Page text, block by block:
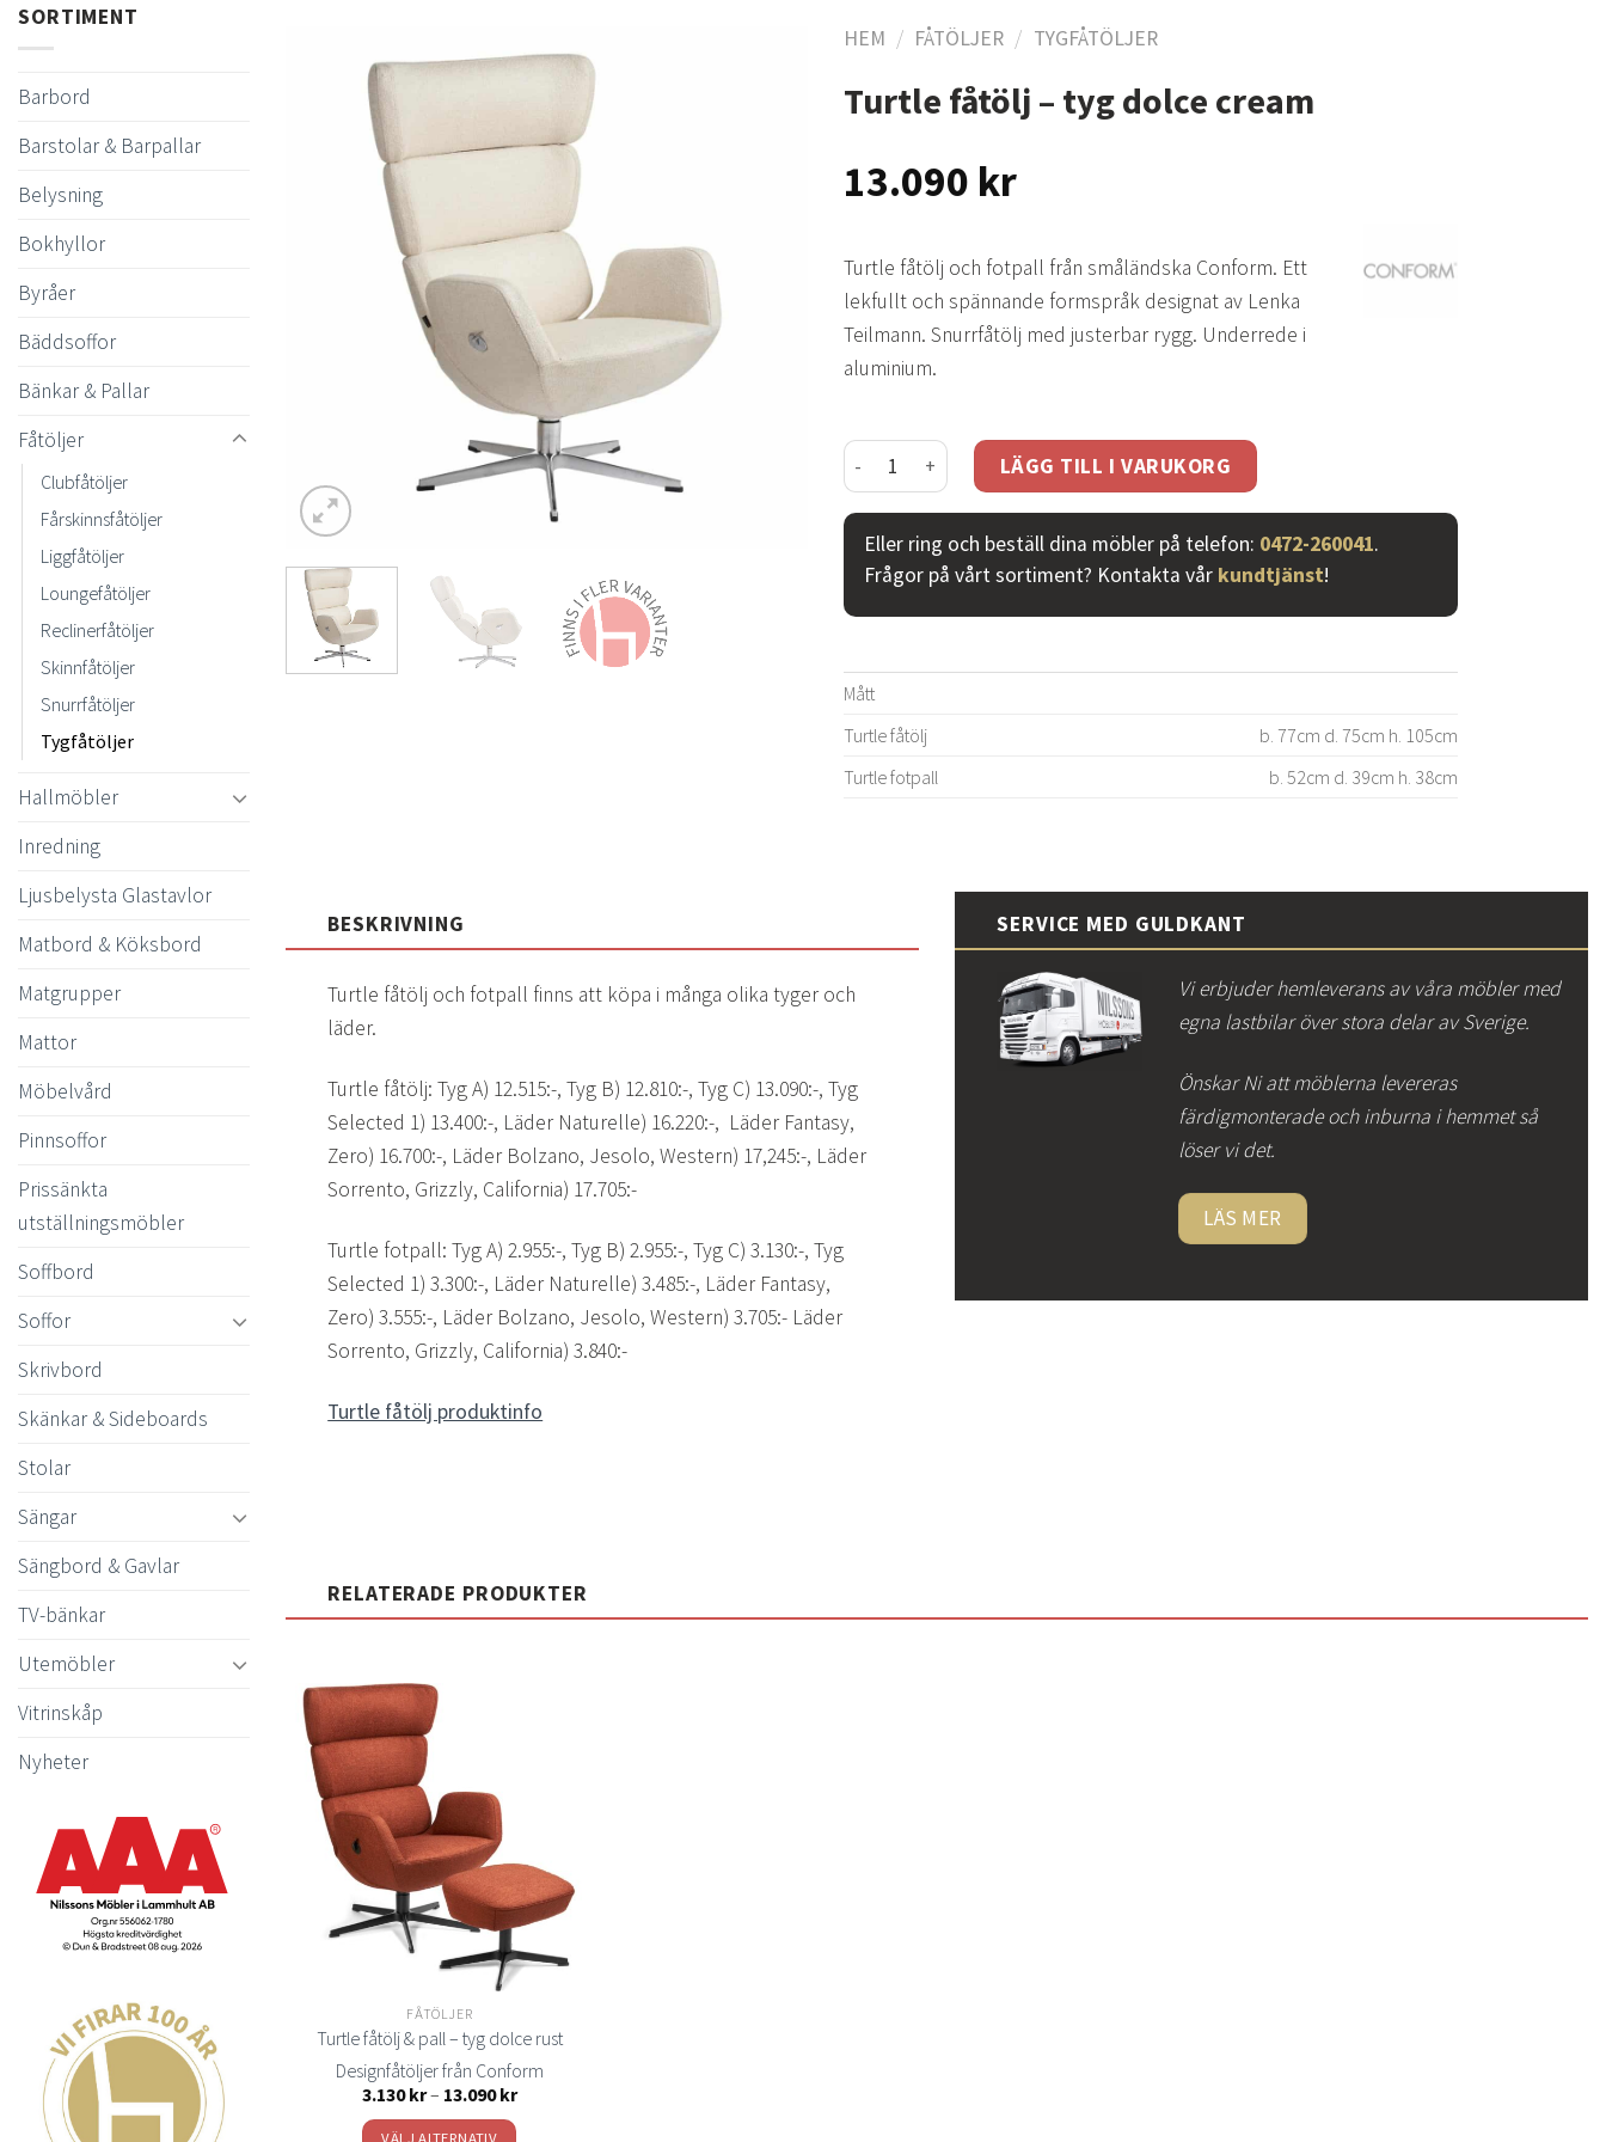
SORTIMENT
Barbord
Barstolar & Barpallar
Belysning
Bokhyllor
Byråer
Bäddsoffor
Bänkar & Pallar
Fåtöljer
Clubfåtöljer
Fårskinnsfåtöljer
Liggfåtöljer
Loungefåtöljer
Reclinerfåtöljer
Skinnfåtöljer
Snurrfåtöljer
Tygfåtöljer
Hallmöbler
Inredning
Ljusbelysta Glastavlor
Matbord & Köksbord
Matgrupper
Mattor
Möbelvård
Pinnsoffor
Prissänkta
utställningsmöbler
Soffbord
Soffor
Skrivbord
Skänkar & Sideboards
Stolar
Sängar
Sängbord & Gavlar
TV-bänkar
Utemöbler
Vitrinskåp
Nyheter
HEM / FÅTÖLJER / TYGFÅTÖLJER
Turtle fåtölj – tyg dolce cream
13.090 kr
Turtle fåtölj och fotpall från småländska Conform. Ett
lekfullt och spännande formspråk designat av Lenka
Teilmann. Snurrfåtölj med justerbar rygg. Underrede i
aluminium.
Turtle fåtölj - tyg dolce cream mängd
LÄGG TILL I VARUKORG
Eller ring och beställ dina möbler på telefon: 0472-260041.
Frågor på vårt sortiment? Kontakta vår kundtjänst!
Mått
Turtle fåtölj
b. 77cm d. 75cm h. 105cm
Turtle fotpall
b. 52cm d. 39cm h. 38cm
BESKRIVNING
Turtle fåtölj och fotpall finns att köpa i många olika tyger och
läder.
Turtle fåtölj: Tyg A) 12.515:-, Tyg B) 12.810:-, Tyg C) 13.090:-, Tyg
Selected 1) 13.400:-, Läder Naturelle) 16.220:-, Läder Fantasy,
Zero) 16.700:-, Läder Bolzano, Jesolo, Western) 17,245:-, Läder
Sorrento, Grizzly, California) 17.705:-
Turtle fotpall: Tyg A) 2.955:-, Tyg B) 2.955:-, Tyg C) 3.130:-, Tyg
Selected 1) 3.300:-, Läder Naturelle) 3.485:-, Läder Fantasy,
Zero) 3.555:-, Läder Bolzano, Jesolo, Western) 3.705:- Läder
Sorrento, Grizzly, California) 3.840:-
Turtle fåtölj produktinfo
SERVICE MED GULDKANT
Vi erbjuder hemleverans av våra möbler med
egna lastbilar över stora delar av Sverige.
Önskar Ni att möblerna levereras
färdigmonterade och inburna i hemmet så
löser vi det.
LÄS MER
RELATERADE PRODUKTER
FÅTÖLJER
Turtle fåtölj & pall – tyg dolce rust
Designfåtöljer från Conform
3.130kr– 13.090krPrisintervall:
till
VÄLJ ALTERNATIV